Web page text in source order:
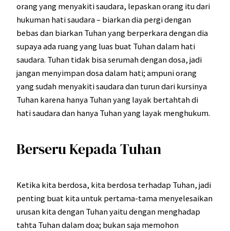
orang yang menyakiti saudara, lepaskan orang itu dari
hukuman hati saudara – biarkan dia pergi dengan
bebas dan biarkan Tuhan yang berperkara dengan dia
supaya ada ruang yang luas buat Tuhan dalam hati
saudara. Tuhan tidak bisa serumah dengan dosa, jadi
jangan menyimpan dosa dalam hati; ampuni orang
yang sudah menyakiti saudara dan turun dari kursinya
Tuhan karena hanya Tuhan yang layak bertahtah di
hati saudara dan hanya Tuhan yang layak menghukum.
Berseru Kepada Tuhan
Ketika kita berdosa, kita berdosa terhadap Tuhan, jadi
penting buat kita untuk pertama-tama menyelesaikan
urusan kita dengan Tuhan yaitu dengan menghadap
tahta Tuhan dalam doa; bukan saja memohon